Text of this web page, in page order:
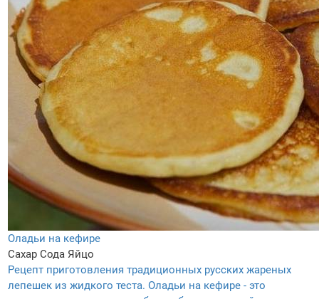
Оладьи на кефире
Сахар Сода Яйцо
Рецепт приготовления традиционных русских жареных
лепешек из жидкого теста. Оладьи на кефире - это